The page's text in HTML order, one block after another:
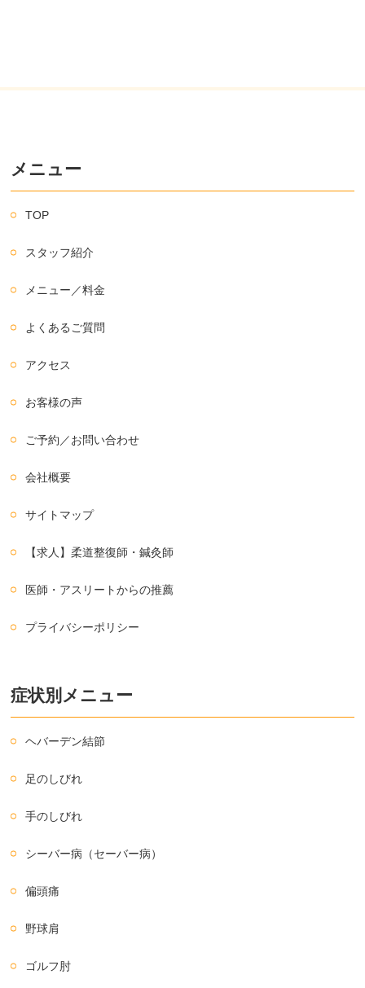
メニュー
TOP
スタッフ紹介
メニュー／料金
よくあるご質問
アクセス
お客様の声
ご予約／お問い合わせ
会社概要
サイトマップ
【求人】柔道整復師・鍼灸師
医師・アスリートからの推薦
プライバシーポリシー
症状別メニュー
ヘバーデン結節
足のしびれ
手のしびれ
シーバー病（セーバー病）
偏頭痛
野球肩
ゴルフ肘